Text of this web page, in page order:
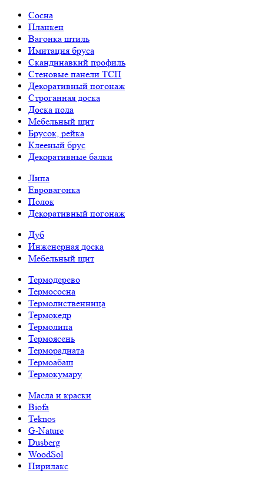
Сосна
Планкен
Вагонка штиль
Имитация бруса
Скандинавкий профиль
Стеновые панели ТСП
Декоративный погонаж
Строганная доска
Доска пола
Мебельный щит
Брусок, рейка
Клееный брус
Декоративные балки
Липа
Евровагонка
Полок
Декоративный погонаж
Дуб
Инженерная доска
Мебельный щит
Термодерево
Термососна
Термолиственница
Термокедр
Термолипа
Термоясень
Терморадиата
Термоабаш
Термокумару
Масла и краски
Biofa
Teknos
G-Nature
Dusberg
WoodSol
Пирилакс